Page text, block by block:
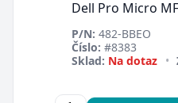
Dell Pro Micro
P/N: 482-BBEO
Číslo: #8383
Sklad: Na dotaz •